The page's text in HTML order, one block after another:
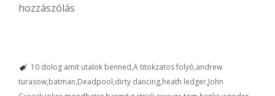
hozzászólás
10 dolog amit utalok benned A titokzatos folyó andrew
turasow batman Deadpool dirty dancing heath ledger John